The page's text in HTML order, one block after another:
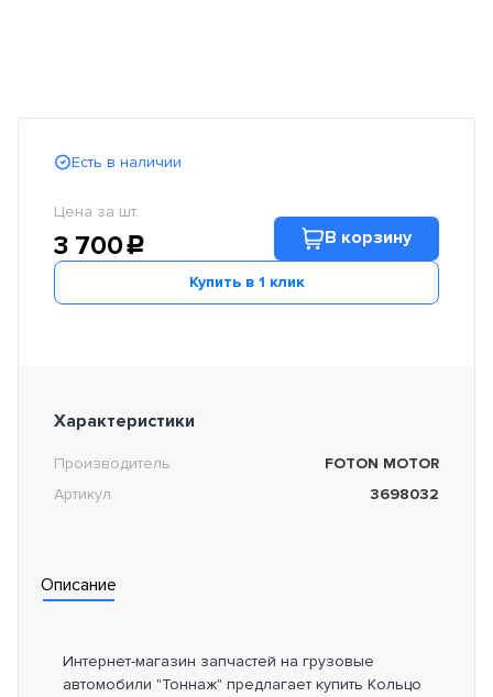
Есть в наличии
Цена за шт.
3 700c В корзину
Купить в 1 клик
Характеристики
Производитель
FOTON MOTOR
Артикул
3698032
Описание
Интернет-магазин запчастей на грузовые
автомобили "Тоннаж" предлагает купить Кольцо